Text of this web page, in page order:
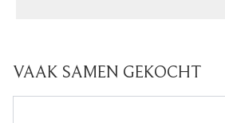
VAAK SAMEN GEKOCHT